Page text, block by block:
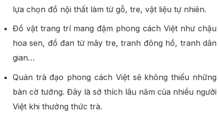
lựa chọn đồ nội thất làm từ gỗ, tre, vật liệu tự nhiên.
Đồ vật trang trí mang đậm phong cách Việt như chậu
hoa sen, đồ đan từ mây tre, tranh đông hồ, tranh dân
gian…
Quán trà đạo phong cách Việt sẽ không thiếu những
bàn cờ tướng. Đây là sở thích lâu năm của nhiều người
Việt khi thưởng thức trà.